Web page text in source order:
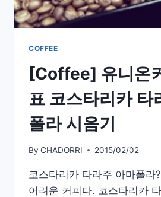
커
피
트
COFFEE
[Coffee] 유니온
표 코스타리카 타
폴라 시음기
By CHADORRI 2015/02/02
코스타리카 타라주 아마폴라
어려운 커피다. 코스타리카